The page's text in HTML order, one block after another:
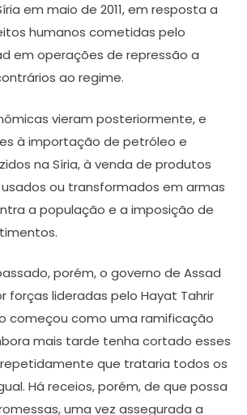
em maio de 2011, em resposta a
humanos cometidas pelo
em operações de repressão a
ao regime.
vieram posteriormente, e
à importação de petróleo e
na Síria, à venda de produtos
ou transformados em armas
a população e a imposição de
porém, o governo de Assad
forças lideradas pelo Hayat Tahrir
começou como uma ramificação
mais tarde tenha cortado esses
que trataria todos os
Há receios, porém, de que possa
uma vez assegurada a